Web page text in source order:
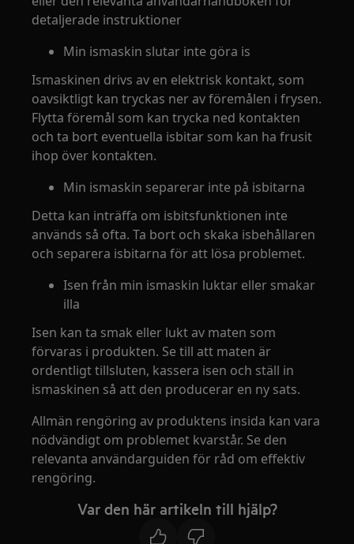
detaljerade instruktioner
Min ismaskin slutar inte göra is
Ismaskinen drivs av en elektrisk kontakt, som
oavsiktligt kan tryckas ner av föremålen i frysen.
Flytta föremål som kan trycka ned kontakten
och ta bort eventuella isbitar som kan ha frusit
ihop över kontakten.
Min ismaskin separerar inte på isbitarna
Detta kan inträffa om isbitsfunktionen inte
används så ofta. Ta bort och skaka isbehållaren
och separera isbitarna för att lösa problemet.
Isen från min ismaskin luktar eller smakar
illa
Isen kan ta smak eller lukt av maten som
förvaras i produkten. Se till att maten är
ordentligt tillsluten, kassera isen och ställ in
ismaskinen så att den producerar en ny sats.
Allmän rengöring av produktens insida kan vara
nödvändigt om problemet kvarstår. Se den
relevanta användarguiden för råd om effektiv
rengöring.
Var den här artikeln till hjälp?